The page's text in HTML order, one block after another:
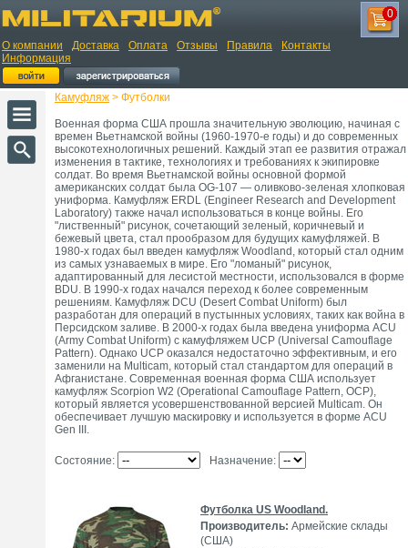
О компании Доставка Оплата Отзывы Правила
Контакты
Информация
0
Камуфляж > Футболки
Военная форма США прошла значительную эволюцию, начиная с
времен Вьетнамской войны (1960-1970-е годы) и до современных
высокотехнологичных решений. Каждый этап ее развития отражал
изменения в тактике, технологиях и требованиях к экипировке
солдат. Во время Вьетнамской войны основной формой
американских солдат была OG-107 — оливково-зеленая хлопковая
униформа. Камуфляж ERDL (Engineer Research and Development
Laboratory) также начал использоваться в конце войны. Его
"лиственный" рисунок, сочетающий зеленый, коричневый и
бежевый цвета, стал прообразом для будущих камуфляжей. В
1980-х годах был введен камуфляж Woodland, который стал одним
из самых узнаваемых в мире. Его "ломаный" рисунок,
адаптированный для лесистой местности, использовался в форме
BDU. В 1990-х годах начался переход к более современным
решениям. Камуфляж DCU (Desert Combat Uniform) был
разработан для операций в пустынных условиях, таких как война в
Персидском заливе. В 2000-х годах была введена униформа ACU
(Army Combat Uniform) с камуфляжем UCP (Universal Camouflage
Pattern). Однако UCP оказался недостаточно эффективным, и его
заменили на Multicam, который стал стандартом для операций в
Афганистане. Современная военная форма США использует
камуфляж Scorpion W2 (Operational Camouflage Pattern, OCP),
который является усовершенствованной версией Multicam. Он
обеспечивает лучшую маскировку и используется в форме ACU
Gen III.
Состояние: Назначение:
Футболка US Woodland.
Производитель: Армейские склады
(США)